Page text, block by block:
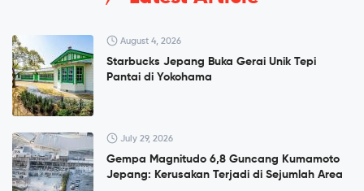
August 4, 2026
Starbucks Jepang Buka Gerai Unik Tepi
Pantai di Yokohama
July 29, 2026
Gempa Magnitudo 6,8 Guncang Kumamoto
Jepang: Kerusakan Terjadi di Sejumlah Area